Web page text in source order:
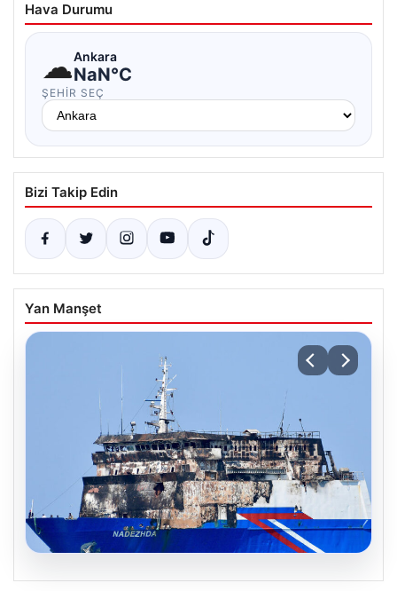
Hava Durumu
☁Ankara
NaN°C
ŞEHIR SEÇ
Bizi Takip Edin
Yan Manşet
08.08.2026